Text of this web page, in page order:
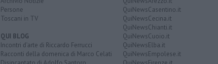
Persone
Toscani in TV
QUI BLOG
Incontri d'arte di Riccardo Ferrucci
Racconti della domenica di Marco Celati
QuiNewsCasentino.it
QuiNewsCecina.it
QuiNewsChianti.it
QuiNewsCuoio.it
QuiNewsElba.it
QuiNewsEmpolese.it